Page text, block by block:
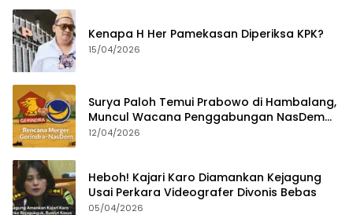
Kenapa H Her Pamekasan Diperiksa KPK?
15/04/2026
Surya Paloh Temui Prabowo di Hambalang,
Muncul Wacana Penggabungan NasDem
dan Gerindra
12/04/2026
Heboh! Kajari Karo Diamankan Kejagung
Usai Perkara Videografer Divonis Bebas
05/04/2026